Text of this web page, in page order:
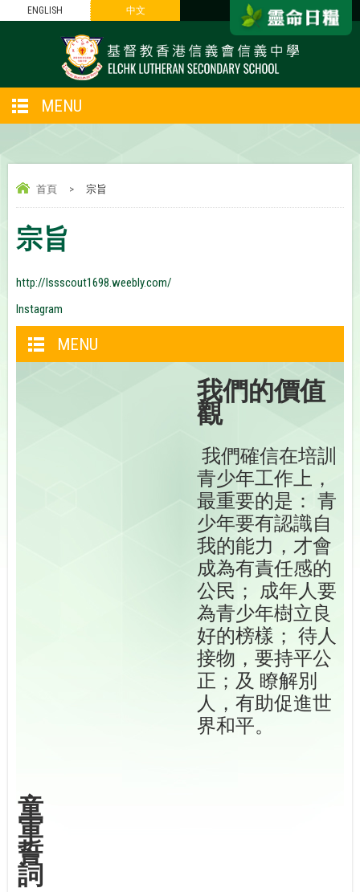
ENGLISH 中文
MENU
首頁 > 宗旨
宗旨
http://lssscout1698.weebly.com/
Instagram
MENU
我們的價值
觀
我們確信在培訓
青少年工作上，
最重要的是： 青
少年要有認識自
我的能力，才會
成為有責任感的
公民； 成年人要
為青少年樹立良
好的榜樣； 待人
接物，要持平公
正；及 瞭解別
人，有助促進世
界和平。
童
軍
誓
詞